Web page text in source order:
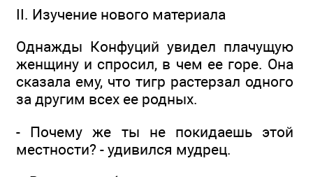
II. Изучение нового материала
Однажды Конфуций увидел плачущую
женщину и спросил, в чем ее горе. Она
сказала ему, что тигр растерзал одного
за другим всех ее родных.
- Почему же ты не покидаешь этой
местности? - удивился мудрец.